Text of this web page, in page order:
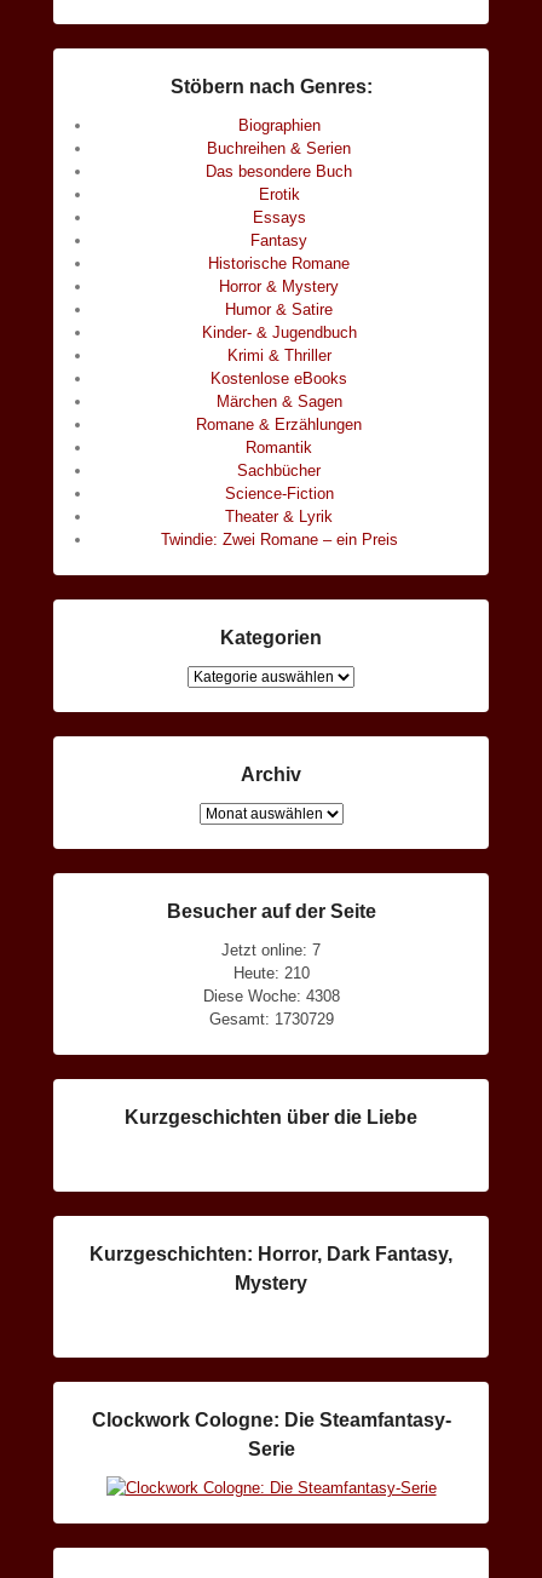
Stöbern nach Genres:
Biographien
Buchreihen & Serien
Das besondere Buch
Erotik
Essays
Fantasy
Historische Romane
Horror & Mystery
Humor & Satire
Kinder- & Jugendbuch
Krimi & Thriller
Kostenlose eBooks
Märchen & Sagen
Romane & Erzählungen
Romantik
Sachbücher
Science-Fiction
Theater & Lyrik
Twindie: Zwei Romane – ein Preis
Kategorien
Kategorien
Archiv
Archiv
Besucher auf der Seite
Jetzt online: 7
Heute: 210
Diese Woche: 4308
Gesamt: 1730729
Kurzgeschichten über die Liebe
Kurzgeschichten: Horror, Dark Fantasy,
Mystery
Clockwork Cologne: Die Steamfantasy-
Serie